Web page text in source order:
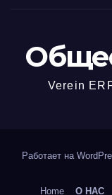
Verein
Работает на
Home О НАС